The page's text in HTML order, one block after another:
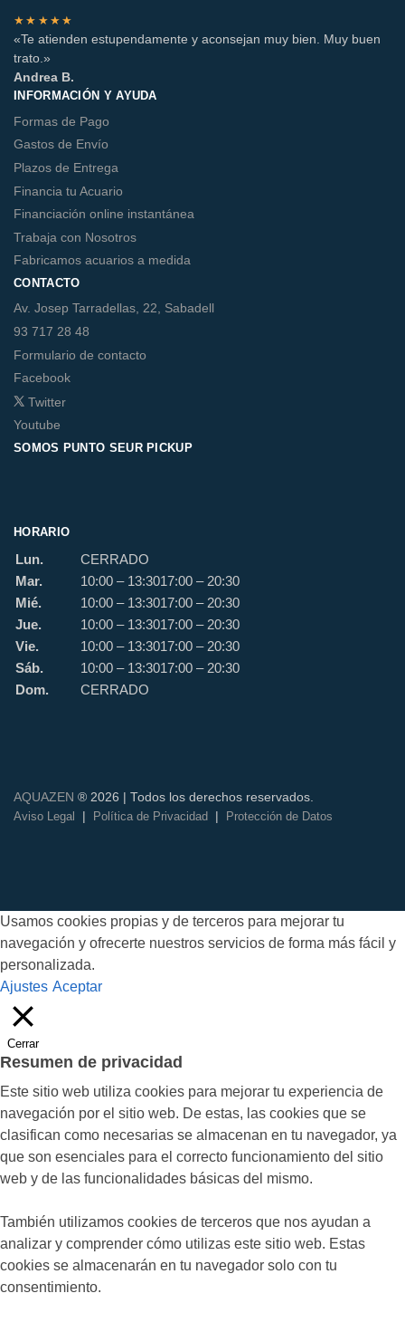
★★★★★
«Te atienden estupendamente y aconsejan muy bien. Muy buen
trato.»
Andrea B.
INFORMACIÓN Y AYUDA
Formas de Pago
Gastos de Envío
Plazos de Entrega
Financia tu Acuario
Financiación online instantánea
Trabaja con Nosotros
Fabricamos acuarios a medida
CONTACTO
Av. Josep Tarradellas, 22, Sabadell
93 717 28 48
Formulario de contacto
Facebook
Twitter
Youtube
SOMOS PUNTO SEUR PICKUP
HORARIO
Lun.
CERRADO
Mar.
10:00 – 13:3017:00 – 20:30
Mié.
10:00 – 13:3017:00 – 20:30
Jue.
10:00 – 13:3017:00 – 20:30
Vie.
10:00 – 13:3017:00 – 20:30
Sáb.
10:00 – 13:3017:00 – 20:30
Dom.
CERRADO
AQUAZEN ® 2026 | Todos los derechos reservados.
Aviso Legal
| Política de Privacidad | Protección de Datos
Usamos cookies propias y de terceros para mejorar tu
navegación y ofrecerte nuestros servicios de forma más fácil y
personalizada.
Ajustes Aceptar
Cerrar
Resumen de privacidad
Este sitio web utiliza cookies para mejorar tu experiencia de
navegación por el sitio web. De estas, las cookies que se
clasifican como necesarias se almacenan en tu navegador, ya
que son esenciales para el correcto funcionamiento del sitio
web y de las funcionalidades básicas del mismo.
También utilizamos cookies de terceros que nos ayudan a
analizar y comprender cómo utilizas este sitio web. Estas
cookies se almacenarán en tu navegador solo con tu
consentimiento.